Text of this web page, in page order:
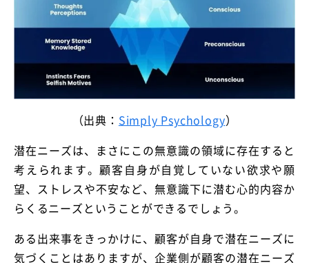
（出典： Simply Psychology）
潜在ニーズは、まさにこの無意識の領域に存在すると
考えられます。顧客自身が自覚していない欲求や願
望、ストレスや不安など、無意識下に潜む心的内容か
らくるニーズということができるでしょう。
ある出来事をきっかけに、顧客が自身で潜在ニーズに
気づくことはありますが、企業側が顧客の潜在ニーズ